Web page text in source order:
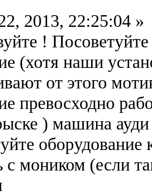
2013, 22:25:04 »
!
(хотя наши
от этого
превосходно
) машина
оборудование
с моником (если